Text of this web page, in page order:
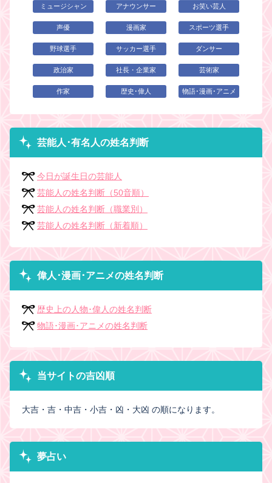
ミュージシャン アナウンサー お笑い芸人
声優 漫画家 スポーツ選手
野球選手 サッカー選手 ダンサー
政治家 社長・企業家 芸術家
作家 歴史･偉人 物語･漫画･アニメ
芸能人･有名人の姓名判断
今日が誕生日の芸能人
芸能人の姓名判断（50音順）
芸能人の姓名判断（職業別）
芸能人の姓名判断（新着順）
偉人･漫画･アニメの姓名判断
歴史上の人物･偉人の姓名判断
物語･漫画･アニメの姓名判断
当サイトの吉凶順
大吉・吉・中吉・小吉・凶・大凶 の順になります。
夢占い